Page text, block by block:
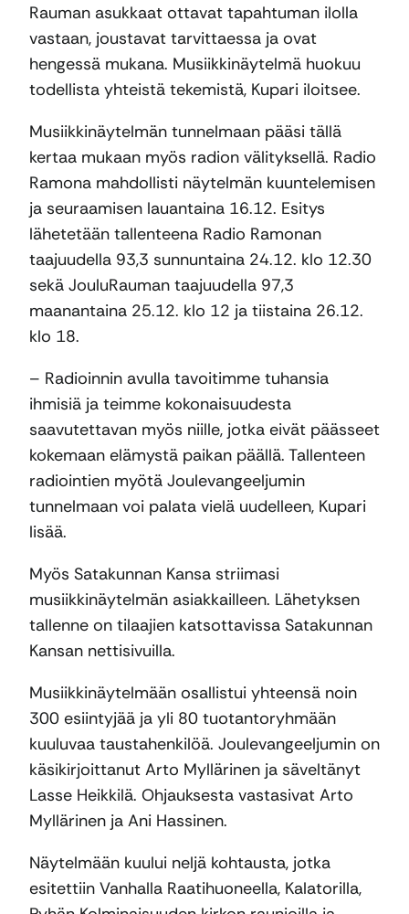
Rauman asukkaat ottavat tapahtuman ilolla
vastaan, joustavat tarvittaessa ja ovat
hengessä mukana. Musiikkinäytelmä huokuu
todellista yhteistä tekemistä, Kupari iloitsee.
Musiikkinäytelmän tunnelmaan pääsi tällä
kertaa mukaan myös radion välityksellä. Radio
Ramona mahdollisti näytelmän kuuntelemisen
ja seuraamisen lauantaina 16.12. Esitys
lähetetään tallenteena Radio Ramonan
taajuudella 93,3 sunnuntaina 24.12. klo 12.30
sekä JouluRauman taajuudella 97,3
maanantaina 25.12. klo 12 ja tiistaina 26.12.
klo 18.
– Radioinnin avulla tavoitimme tuhansia
ihmisiä ja teimme kokonaisuudesta
saavutettavan myös niille, jotka eivät päässeet
kokemaan elämystä paikan päällä. Tallenteen
radiointien myötä Joulevangeeljumin
tunnelmaan voi palata vielä uudelleen, Kupari
lisää.
Myös Satakunnan Kansa striimasi
musiikkinäytelmän asiakkailleen. Lähetyksen
tallenne on tilaajien katsottavissa Satakunnan
Kansan nettisivuilla.
Musiikkinäytelmään osallistui yhteensä noin
300 esiintyjää ja yli 80 tuotantoryhmään
kuuluvaa taustahenkilöä. Joulevangeeljumin on
käsikirjoittanut Arto Myllärinen ja säveltänyt
Lasse Heikkilä. Ohjauksesta vastasivat Arto
Myllärinen ja Ani Hassinen.
Näytelmään kuului neljä kohtausta, jotka
esitettiin Vanhalla Raatihuoneella, Kalatorilla,